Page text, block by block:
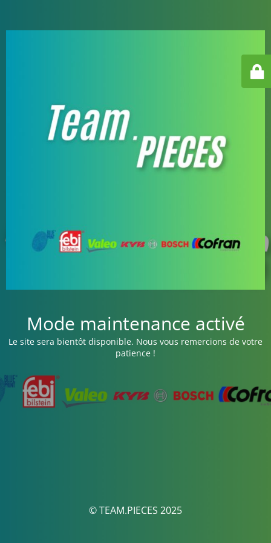
Mode maintenance activé
Le site sera bientôt disponible. Nous vous remercions de votre
patience !
© TEAM.PIECES 2025